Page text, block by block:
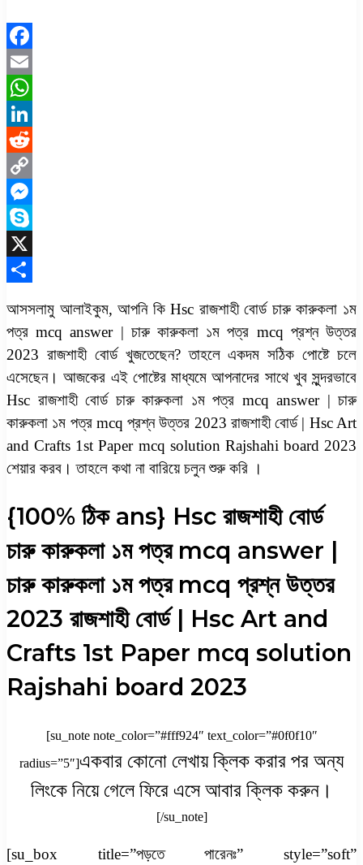
Facebook
Email
WhatsApp
LinkedIn
Reddit
Copy
Link
Messenger
Skype
X
আসসলামু আলাইকুম, আপনি কি Hsc রাজশাহী বোর্ড চারু কারুকলা ১ম
পত্র mcq answer | চারু কারুকলা ১ম পত্র mcq প্রশ্ন উত্তর
2023 রাজশাহী বোর্ড খুজতেছেন? তাহলে একদম সঠিক পোষ্টে চলে
এসেছেন। আজকের এই পোষ্টের মাধ্যমে আপনাদের সাথে খুব সুন্দরভাবে
Hsc রাজশাহী বোর্ড চারু কারুকলা ১ম পত্র mcq answer | চারু
কারুকলা ১ম পত্র mcq প্রশ্ন উত্তর 2023 রাজশাহী বোর্ড | Hsc Art
and Crafts 1st Paper mcq solution Rajshahi board 2023
শেয়ার করব। তাহলে কথা না বারিয়ে চলুন শুরু করি ।
{100% ঠিক ans} Hsc রাজশাহী বোর্ড
চারু কারুকলা ১ম পত্র mcq answer |
চারু কারুকলা ১ম পত্র mcq প্রশ্ন উত্তর
2023 রাজশাহী বোর্ড | Hsc Art and
Crafts 1st Paper mcq solution
Rajshahi board 2023
[su_note note_color=”#fff924″ text_color=”#0f0f10″
radius=”5″]একবার কোনো লেখায় ক্লিক করার পর অন্য
লিংকে নিয়ে গেলে ফিরে এসে আবার ক্লিক করুন।
[/su_note]
[su_box title=”পড়তে পারেনঃ” style=”soft”